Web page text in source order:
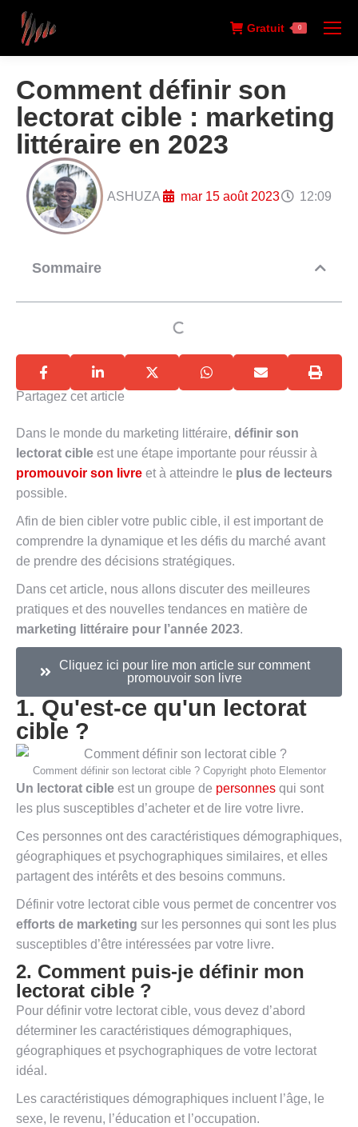
Gratuit 0
Comment définir son
lectorat cible : marketing
littéraire en 2023
ASHUZA mar 15 août 2023 12:09
Sommaire
Partagez cet article
Dans le monde du marketing littéraire, définir son
lectorat cible est une étape importante pour réussir à
promouvoir son livre et à atteindre le plus de lecteurs
possible.
Afin de bien cibler votre public cible, il est important de
comprendre la dynamique et les défis du marché avant
de prendre des décisions stratégiques.
Dans cet article, nous allons discuter des meilleures
pratiques et des nouvelles tendances en matière de
marketing littéraire pour l’année 2023.
Cliquez ici pour lire mon article sur comment
promouvoir son livre
1. Qu'est-ce qu'un lectorat
cible ?
Comment définir son lectorat cible ? Copyright photo Elementor
Un lectorat cible est un groupe de personnes qui sont
les plus susceptibles d’acheter et de lire votre livre.
Ces personnes ont des caractéristiques démographiques,
géographiques et psychographiques similaires, et elles
partagent des intérêts et des besoins communs.
Définir votre lectorat cible vous permet de concentrer vos
efforts de marketing sur les personnes qui sont les plus
susceptibles d’être intéressées par votre livre.
2. Comment puis-je définir mon
lectorat cible ?
Pour définir votre lectorat cible, vous devez d’abord
déterminer les caractéristiques démographiques,
géographiques et psychographiques de votre lectorat
idéal.
Les caractéristiques démographiques incluent l’âge, le
sexe, le revenu, l’éducation et l’occupation.